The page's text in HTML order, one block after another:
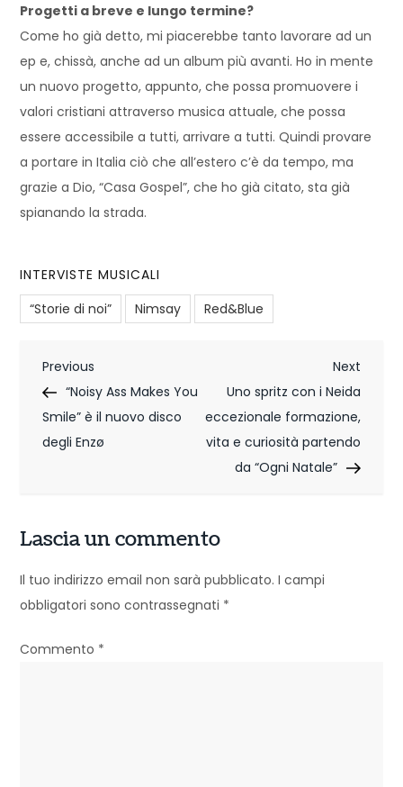
Progetti a breve e lungo termine?
Come ho già detto, mi piacerebbe tanto lavorare ad un
ep e, chissà, anche ad un album più avanti. Ho in mente
un nuovo progetto, appunto, che possa promuovere i
valori cristiani attraverso musica attuale, che possa
essere accessibile a tutti, arrivare a tutti. Quindi provare
a portare in Italia ciò che all’estero c’è da tempo, ma
grazie a Dio, “Casa Gospel”, che ho già citato, sta già
spianando la strada.
INTERVISTE MUSICALI
“Storie di noi”
Nimsay Red&Blue
N
a
v
a
z
i
o
Previous
Post
Previous
“Noisy Ass Makes You
Smile” è il nuovo disco
degli Enzø
Next
Post
Next
Uno spritz con i Neida
eccezionale formazione,
vita e curiosità partendo
da “Ogni Natale”
Lascia un commento
Il tuo indirizzo email non sarà pubblicato. I campi
obbligatori sono contrassegnati *
Commento *